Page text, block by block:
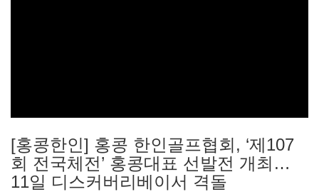
[홍콩한인] 홍콩 한인골프협회, ‘제107
회 전국체전’ 홍콩대표 선발전 개최…
11일 디스커버리베이서 격돌